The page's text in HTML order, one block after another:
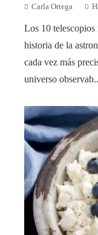
Carla Ortega
Los 10 telescopios
historia de la
cada vez más
universo